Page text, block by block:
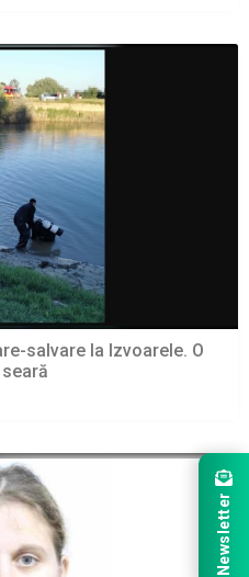
salvare la Izvoarele. O
Newsletter